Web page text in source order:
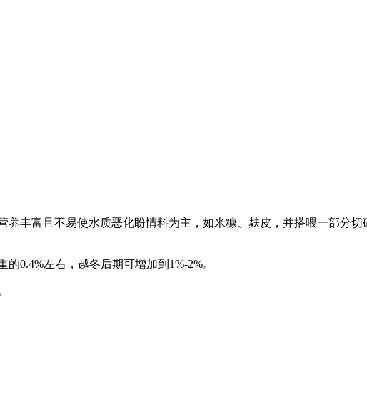
丰富且不易使水质恶化盼情料为主，如米糠、麸皮，并搭喂一部分
0.4%左右，越冬后期可增加到1%-2%。